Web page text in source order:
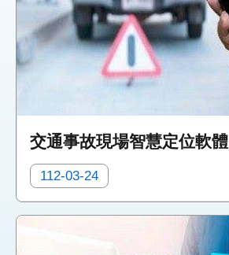
交通事故現場智慧定位軟體
112-03-24